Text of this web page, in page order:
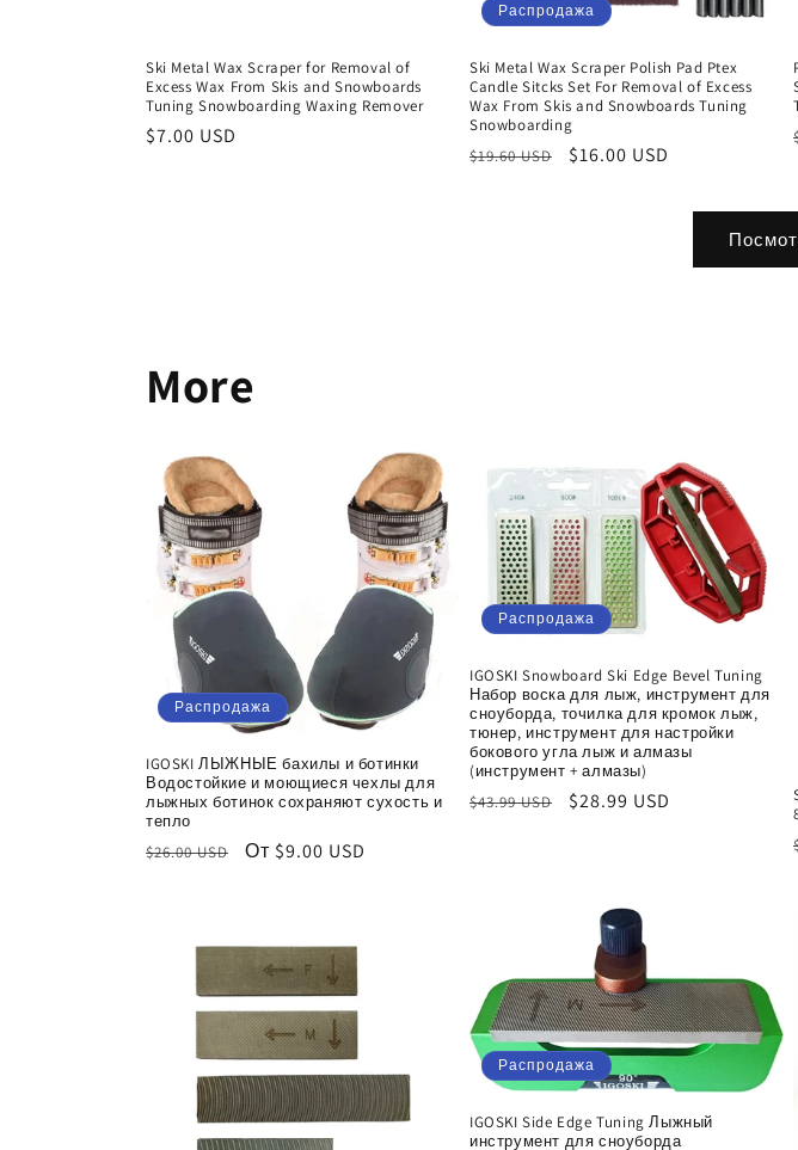
Ski Metal Wax Scraper for Removal of
Excess Wax From Skis and Snowboards
Tuning Snowboarding Waxing Remover
Обычная
$7.00 USD
Распродажа
Ski Metal Wax Scraper Polish Pad Ptex
Candle Sitcks Set For Removal of Excess
Wax From Skis and Snowboards Tuning
Snowboarding
Обычная
$19.60 USD
Цена
$16.00 USD
More
Распродажа
IGOSKI ЛЫЖНЫЕ бахилы и ботинки
Водостойкие и моющиеся чехлы для
лыжных ботинок сохраняют сухость и
тепло
Обычная
$26.00 USD
Цена
От $9.00 USD
Распродажа
IGOSKI Snowboard Ski Edge Bevel Tuning
Набор воска для лыж, инструмент для
сноуборда, точилка для кромок лыж,
тюнер, инструмент для настройки
бокового угла лыж и алмазы
(инструмент + алмазы)
Обычная
$43.99 USD
Цена
$28.99 USD
Распродажа
IGOSKI Side Edge Tuning Лыжный
инструмент для сноуборда